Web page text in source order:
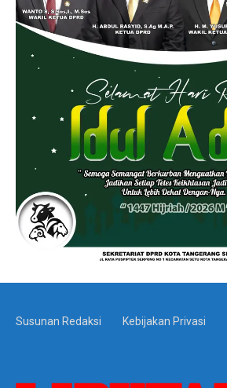
Susunan Redaksi Kebijakan Privasi